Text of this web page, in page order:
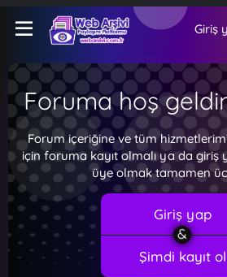
Giriş
Foruma hoş
Forum içeriğine ve tüm
için foruma kayıt olmalı ya da giriş
üye olmak tamamen
Giriş yap
Şimdi kayıt ol